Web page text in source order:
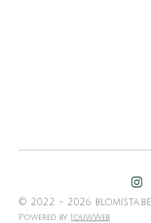
I
n
© 2022 - 2026 blomista.be
Powered by JouwWeb